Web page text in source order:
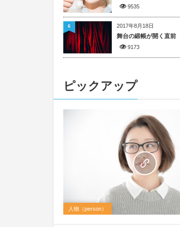
9535
2017年8月18日
舞台の緞帳が開く直前
9173
6
ピックアップ
人物（person）